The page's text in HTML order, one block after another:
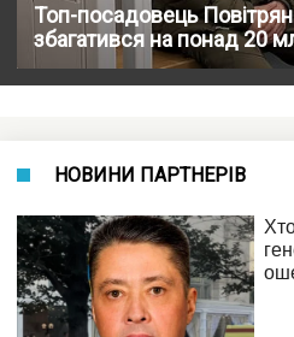
Топ-посадовець
збагатився на понад 20
НОВИНИ ПАРТНЕРІВ